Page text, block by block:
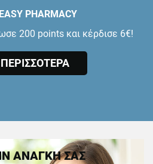
PHARMACY
200 points και κέρδισε 6€!
ΑΝΑΓΚΗ ΣΑΣ